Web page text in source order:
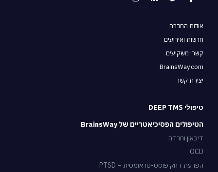
אודות החברה
חדשות ואירועים
קשרי משקיעים
BrainsWay.com
יצירת קשר
טיפולי DEEP TMS
הטיפולים הפסיכיאטריים של BrainsWay
דיכאון וחרדה
OCD
הפרעת דחק פוסט-טראומטית – PTSD